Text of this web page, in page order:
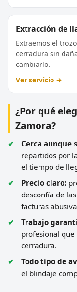
Extracción de
Extraemos el
cerradura sin
cambiarlo.
Ver servicio →
¿Por qué
Zamora?
Cerca aunque
repartidos por
el tiempo de
Precio claro:
desconfía de
facturas
Trabajo
profesional
cerradura.
Todo tipo de
el blindaje